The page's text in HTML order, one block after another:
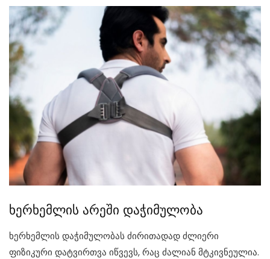
ხერხემლის არეში დაჭიმულობა
ხერხემლის დაჭიმულობას ძირითადად ძლიერი
ფიზიკური დატვირთვა იწვევს, რაც ძალიან მტკივნეულია.